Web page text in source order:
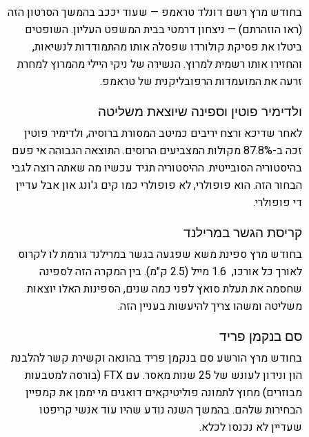
בחודש מרץ רשם דונלד טראמפ — שעוד יככב בהמשך הסרטון הזה
(ראו הוזהרתם) — ניצחון דרמטי בבית המשפט העליון. השופטים
ביטלו את פסיקת קולורדו שפסלה אותו מהתמודדות לנשיאות,
והחזירו אותו רשמית למרוץ. הנשירה של ניקי היילי מהמרוץ למחרת
זרעה את המועמדות הרפובליקנית של טראמפ.
ולדימיר פוטין וספינה שיוצאת משליטה
לאחר שדיכא ורצח יריבים כמיטב המסורת ברוסיה, ולדימיר פוטין
זכה ב-87.8% מקולות המצביעים הרוסים. התוצאה הגבוהה אי פעם
בהיסטוריה הסובייטית. ההיסטוריה תגיד עכשיו מה שאתה רוצה לגבי
הבחור הזה. הוא פופולרי, לא פופולרי כמו קים ג'ונג און אבל עדיין
די פופולרי.
קריסת הגשר במרילנד
בחודש מרץ ספינת משא שפגעה בגשר במרילנד גורמת לו לקרוס
לאורך כל אורכו, 1.6 מייל (2.5 ק"מ). בין המקרה הזה לספינה
שחסמה את תעלת סואץ לפני כמה שנים, הספינות האלו יוצאות
משליטה ומשהו צריך להיעשות בעניין הזה.
סם בנקמן פריד
בחודש מרץ הורשע סם בנקמן פריד בהונאה וקשירת קשר להלבנת
הון ונידון לעונש של 25 שנות מאסר. עם FTX (בורסה למטבעות
מבוזרים) מחוץ לתמונה פוליטיקאים דואגים מי יממן את קמפיין
הבחירות שלהם. בהמשך השנה נודע שהיו עוד אנשי קריפטו
שעדיין לא נכנסו לכלא.